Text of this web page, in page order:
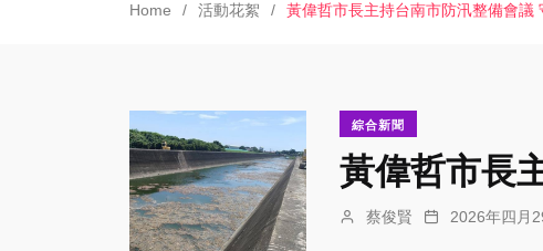
Home 活動花絮 黃偉哲市長主持台南市防汛整備會議
綜合新聞
黃偉哲市長
蔡俊賢 2026年四月